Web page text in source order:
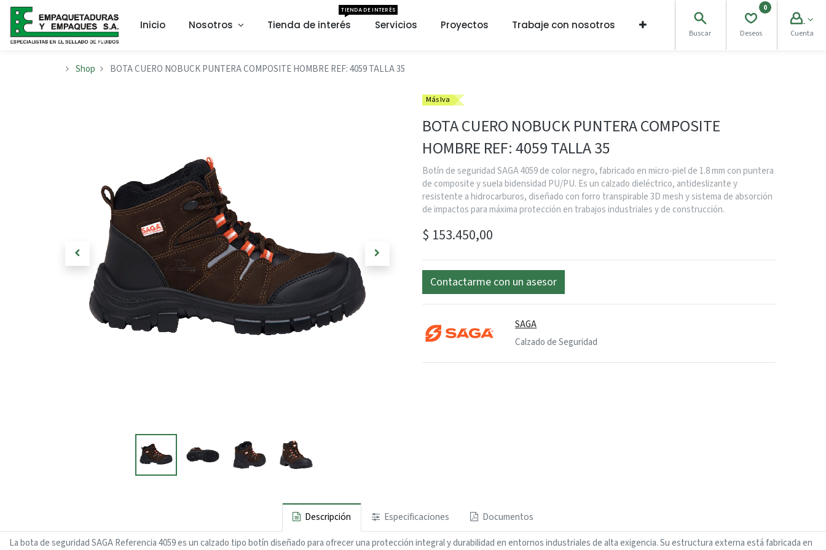
Inicio Nosotros Tienda de interés
TIENDA DE INTERÉS
Servicios Proyectos Trabaje con nosotros
Buscar
0
Deseos Cuenta
Shop BOTA CUERO NOBUCK PUNTERA COMPOSITE HOMBRE REF: 4059 TALLA 35
Más Iva
BOTA CUERO NOBUCK PUNTERA COMPOSITE
HOMBRE REF: 4059 TALLA 35
Botín de seguridad SAGA 4059 de color negro, fabricado en micro-piel de 1.8 mm con puntera
de composite y suela bidensidad PU/PU. Es un calzado dieléctrico, antideslizante y
resistente a hidrocarburos, diseñado con forro transpirable 3D mesh y sistema de absorción
de impactos para máxima protección en trabajos industriales y de construcción.
$ 153.450,00
Contactarme con un asesor
SAGA
Calzado de Seguridad
Descripción Especificaciones Documentos
La bota de seguridad SAGA Referencia 4059 es un calzado tipo botín diseñado para ofrecer una protección integral y durabilidad en entornos industriales de alta exigencia. Su estructura externa está fabricada en